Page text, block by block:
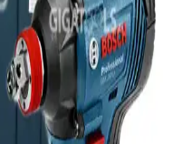
Kumandası:
Yenilik
ve dayanıklı TMR
kişiselleştirilebilir oyun
ve 250Hz anketleme